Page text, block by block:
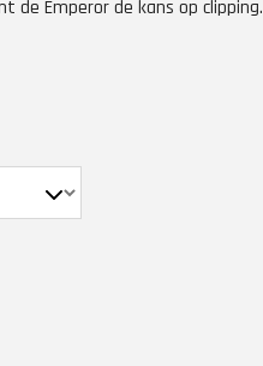
de Emperor de kans op clipping.